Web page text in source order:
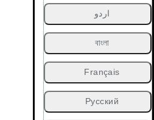
اردو
বাংলা
Français
Русский